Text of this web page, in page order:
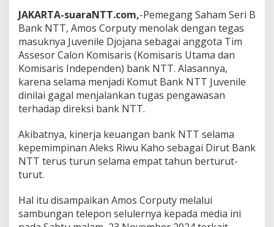
JAKARTA-suaraNTT.com,-Pemegang Saham Seri B
Bank NTT, Amos Corputy menolak dengan tegas
masuknya Juvenile Djojana sebagai anggota Tim
Assesor Calon Komisaris (Komisaris Utama dan
Komisaris Independen) bank NTT. Alasannya,
karena selama menjadi Komut Bank NTT Juvenile
dinilai gagal menjalankan tugas pengawasan
terhadap direksi bank NTT.
Akibatnya, kinerja keuangan bank NTT selama
kepemimpinan Aleks Riwu Kaho sebagai Dirut Bank
NTT terus turun selama empat tahun berturut-
turut.
Hal itu disampaikan Amos Corputy melalui
sambungan telepon selulernya kepada media ini